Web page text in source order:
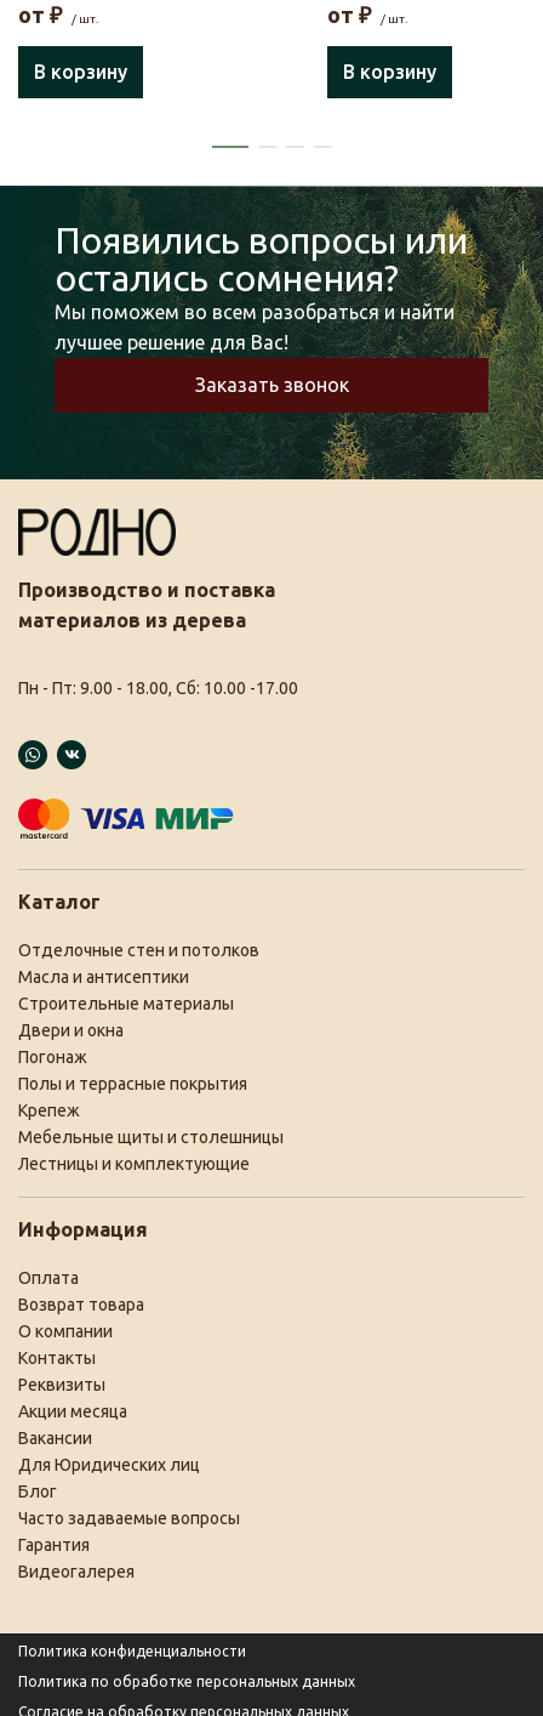
от ₽ / шт.
В корзину
от ₽ / шт.
В корзину
Появились вопросы или
остались сомнения?
Мы поможем во всем разобраться и найти
лучшее решение для Вас!
Заказать звонок
Производство и поставка
материалов из дерева
Пн - Пт: 9.00 - 18.00, Сб: 10.00 -17.00
Каталог
Отделочные стен и потолков
Масла и антисептики
Строительные материалы
Двери и окна
Погонаж
Полы и террасные покрытия
Крепеж
Мебельные щиты и столешницы
Лестницы и комплектующие
Информация
Оплата
Возврат товара
О компании
Контакты
Реквизиты
Акции месяца
Вакансии
Для Юридических лиц
Блог
Часто задаваемые вопросы
Гарантия
Видеогалерея
Политика конфиденциальности
Политика по обработке персональных данных
Согласие на обработку персональных данных